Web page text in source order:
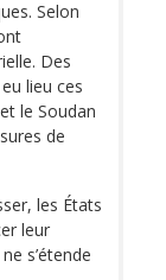
Selon
Des
lieu ces
le Soudan
de
les États
leur
s’étende